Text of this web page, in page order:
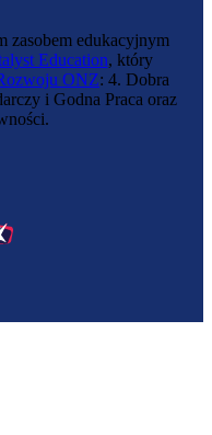
zasobem edukacyjnym
Education, który
ONZ: 4. Dobra
i Godna Praca oraz